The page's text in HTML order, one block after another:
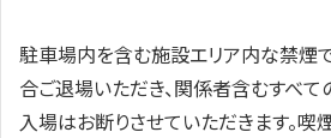
駐車場内を含む施設エリア内な禁煙
合ご退場いただき、関係者含むすべて
入場はお断りさせていただきます。喫